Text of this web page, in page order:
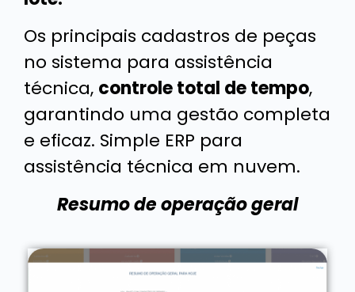
Os principais cadastros de peças
no sistema para assistência
técnica, controle total de tempo,
garantindo uma gestão completa
e eficaz. Simple ERP para
assistência técnica em nuvem.
Resumo de operação geral